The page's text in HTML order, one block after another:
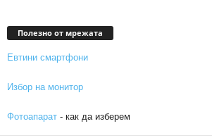
Полезно от мрежата
Евтини смартфони
Избор на монитор
Фотоапарат - как да изберем